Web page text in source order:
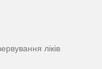
ліків